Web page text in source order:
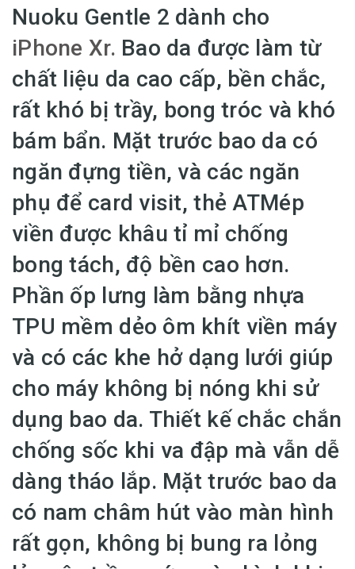
Nuoku Gentle 2 dành cho
iPhone Xr. Bao da được làm từ
chất liệu da cao cấp, bền chắc,
rất khó bị trầy, bong tróc và khó
bám bẩn. Mặt trước bao da có
ngăn đựng tiền, và các ngăn
phụ để card visit, thẻ ATMép
viền được khâu tỉ mỉ chống
bong tách, độ bền cao hơn.
Phần ốp lưng làm bằng nhựa
TPU mềm dẻo ôm khít viền máy
và có các khe hở dạng lưới giúp
cho máy không bị nóng khi sử
dụng bao da. Thiết kế chắc chắn
chống sốc khi va đập mà vẫn dễ
dàng tháo lắp. Mặt trước bao da
có nam châm hút vào màn hình
rất gọn, không bị bung ra lỏng